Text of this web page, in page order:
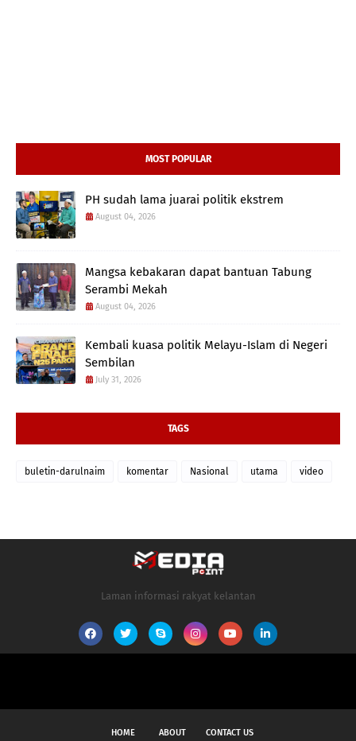
MOST POPULAR
PH sudah lama juarai politik ekstrem
August 04, 2026
Mangsa kebakaran dapat bantuan Tabung
Serambi Mekah
August 04, 2026
Kembali kuasa politik Melayu-Islam di Negeri
Sembilan
July 31, 2026
TAGS
buletin-darulnaim komentar Nasional utama video
Laman informasi rakyat kelantan
HOME ABOUT CONTACT US